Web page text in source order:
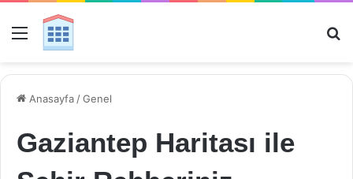
Menü
Anasayfa /Genel
Gaziantep Haritası ile